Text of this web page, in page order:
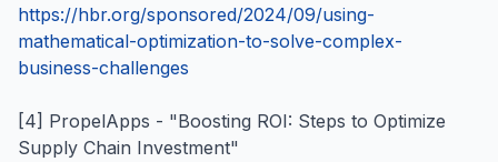
https://hbr.org/sponsored/2024/09/using-
mathematical-optimization-to-solve-complex-
business-challenges
[4] PropelApps - "Boosting ROI: Steps to Optimize
Supply Chain Investment"